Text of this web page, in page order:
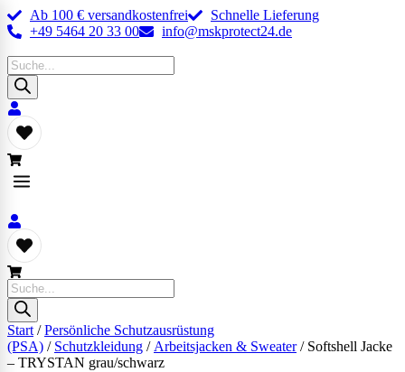
Ab 100 € versandkostenfrei
Schnelle Lieferung
+49 5464 20 33 00
info@mskprotect24.de
Products
search
Products
search
Start /Persönliche Schutzausrüstung
(PSA) / Schutzkleidung / Arbeitsjacken & Sweater/ Softshell Jacke
– TRYSTAN grau/schwarz